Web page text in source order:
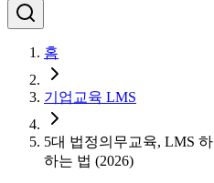
홈
기업교육 LMS
5대 법정의무교육, LMS
하는 법 (2026)